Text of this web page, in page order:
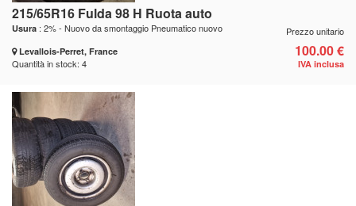
215/65R16 Fulda 98 H Ruota auto
Usura : 2% - Nuovo da smontaggio Pneumatico nuovo
Levallois-Perret, France
Quantità in stock: 4
Prezzo unitario
100.00 €
IVA inclusa